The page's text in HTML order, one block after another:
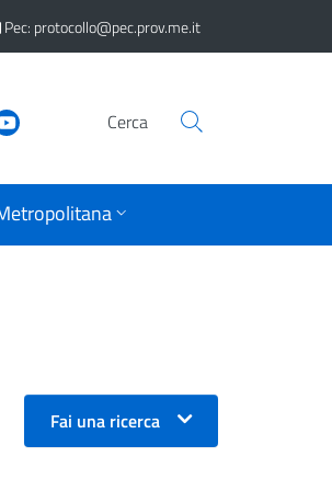
Pec: protocollo@pec.prov.me.it
Cerca
Fai una ricerca